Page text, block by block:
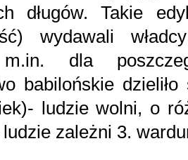
długów. Takie
wydawali
m.in. dla
babilońskie
ludzie wolni, o
zależni 3.